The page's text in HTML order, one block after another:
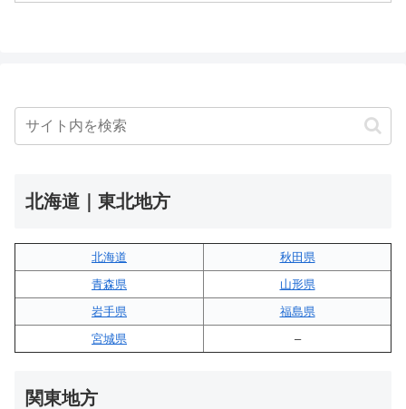
北海道｜東北地方
北海道
秋田県
青森県
山形県
岩手県
福島県
宮城県
–
関東地方